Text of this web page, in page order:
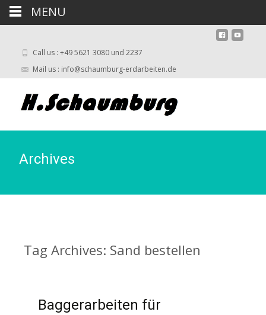
Call us : +49 5621 3080 und 2237
Mail us : info@schaumburg-erdarbeiten.de
Archives
Tag Archives: Sand bestellen
Baggerarbeiten für
MENU